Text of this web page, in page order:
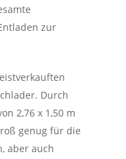
zur
Durch
2,76 x 1,50 m
genug für die
aber auch